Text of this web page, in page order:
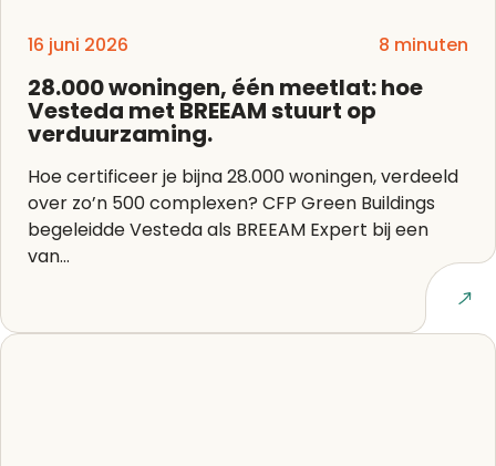
16 juni 2026 8 minuten
28.000 woningen, één meetlat: hoe
Vesteda met BREEAM stuurt op
verduurzaming.
Hoe certificeer je bijna 28.000 woningen, verdeeld
over zo’n 500 complexen? CFP Green Buildings
begeleidde Vesteda als BREEAM Expert bij een
van...
Lees artikel